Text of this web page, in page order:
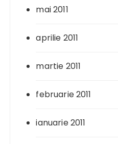
mai 2011
aprilie 2011
martie 2011
februarie 2011
ianuarie 2011